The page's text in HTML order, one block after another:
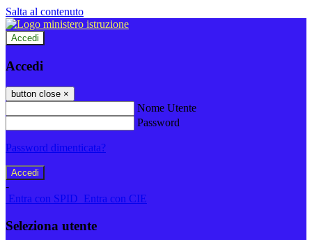
Salta al contenuto
Accedi
Accedi
button close ×
Nome Utente
Password
Password dimenticata?
-
Entra con SPID Entra con CIE
Seleziona utente